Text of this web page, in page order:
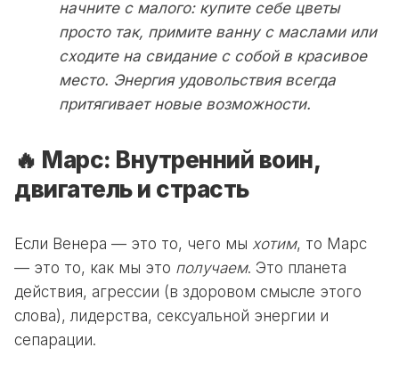
начните с малого: купите себе цветы
просто так, примите ванну с маслами или
сходите на свидание с собой в красивое
место. Энергия удовольствия всегда
притягивает новые возможности.
🔥 Марс: Внутренний воин,
двигатель и страсть
Если Венера — это то, чего мы хотим, то Марс
— это то, как мы это получаем. Это планета
действия, агрессии (в здоровом смысле этого
слова), лидерства, сексуальной энергии и
сепарации.